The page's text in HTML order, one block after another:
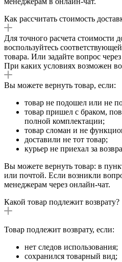
Как рассчитать стоимость
Для точного расчета стоимости
воспользуйтесь
товара. Или задайте вопрос
При каких условиях возможен
Вы можете вернуть товар, если:
товар не подошел или не
товар пришел с браком,
полной комплектации;
товар сломан и не
доставили не тот товар;
курьер не приехал за
Вы можете вернуть товар: в
или почтой. Если возникли
менеджерам через онлайн-чат.
Какой товар подлежит возврату?
Товар подлежит возврату, если:
нет следов использования;
сохранился товарный вид;